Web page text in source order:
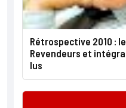
Rétrospective 2010 :
Revendeurs et
lus